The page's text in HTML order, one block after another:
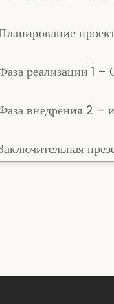
реализации 1 –
внедрения 2 –